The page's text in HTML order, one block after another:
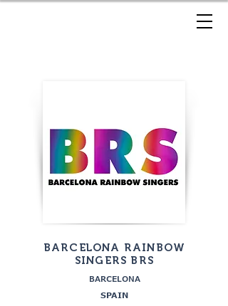
BARCELONA RAINBOW
SINGERS BRS
BARCELONA
SPAIN